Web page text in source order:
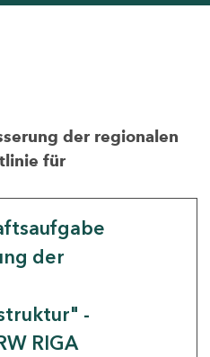
der regionalen
für
der
-
RIGA